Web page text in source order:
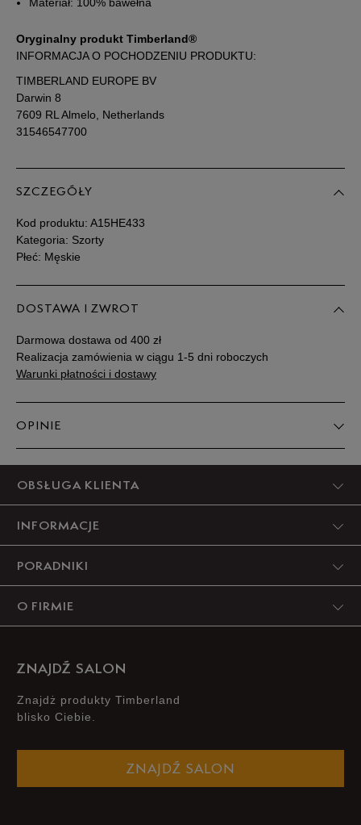
Powiadom o
dostępności
Oryginalny produkt Timberland®
INFORMACJA O POCHODZENIU PRODUKTU:
TIMBERLAND EUROPE BV
Darwin 8
7609 RL Almelo, Netherlands
31546547700
SZCZEGÓŁY
Kod produktu: A15HE433
Kategoria: Szorty
Płeć: Męskie
DOSTAWA I ZWROT
Darmowa dostawa od 400 zł
Realizacja zamówienia w ciągu 1-5 dni roboczych
Warunki płatności i dostawy
OPINIE
OBSŁUGA KLIENTA
INFORMACJE
PORADNIKI
O FIRMIE
ZNAJDŹ SALON
Znajdż produkty Timberland
blisko Ciebie.
ZNAJDŹ SALON